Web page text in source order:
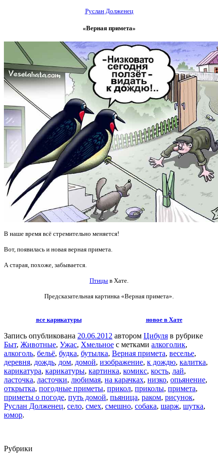
Руслан Долженец
«Верная примета»
В наше время всё стремительно меняется!
Вот, появилась и новая верная примета.
А старая, похоже, забывается.
Птицы в Хате.
Предсказательная картинка «Верная примета».
все карикатуры новое в Хате
Запись опубликована 20.06.2012 автором Цибуля в рубрике
Быт, Животные, Ужас, Хмельное с метками алкоголик,
алкоголь, бельё, будка, бутылка, Верная примета, веселье,
деревня, дождь, дом, домой, изображение, к дождю, калитка,
карикатура, карикатуры, картинка, комикс, кость, лай,
ласточка, ласточки, любимая, на карачках, низко, опьянение,
открытка, погодные приметы, прикол, приколы, примета,
приметы о погоде, путь домой, пьяница, раком, рисунок,
Руслан Долженец, село, смех, смешно, собака, шарж, шутка,
юмор.
Рубрики